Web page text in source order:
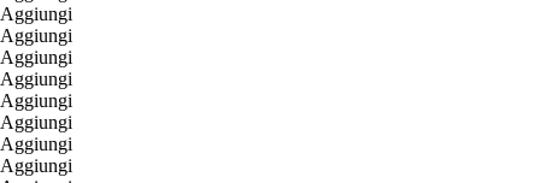
Aggiungi
Aggiungi
Aggiungi
Aggiungi
Aggiungi
Aggiungi
Aggiungi
Aggiungi